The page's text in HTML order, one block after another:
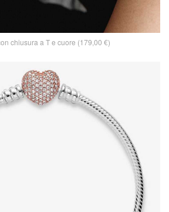
chiusura a T e cuore (179,00 €)